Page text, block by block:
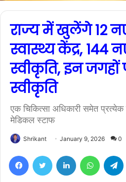
राज्य में खुलेंगे 12
स्वास्थ्य केंद्र, 144
स्वीकृति, इन जगहों
स्वीकृति
एक चिकित्सा अधिकारी समेत
मेडिकल स्टाफ
Shrikant January 9, 2026 0